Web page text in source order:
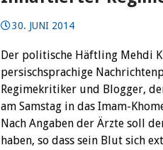
30. JUNI 2014
Der politische Häftling Mehdi
persischsprachige
Regimekritiker und Blogger,
am Samstag in das Imam-
Nach Angaben der Ärzte soll
haben, so dass sein Blut sich